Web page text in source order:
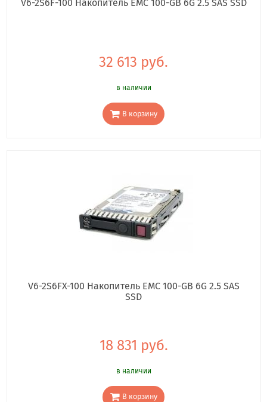
V6-2S6F-100 Накопитель EMC 100-GB 6G 2.5 SAS SSD
32 613 руб.
в наличии
В корзину
V6-2S6FX-100 Накопитель EMC 100-GB 6G 2.5 SAS
SSD
18 831 руб.
в наличии
В корзину